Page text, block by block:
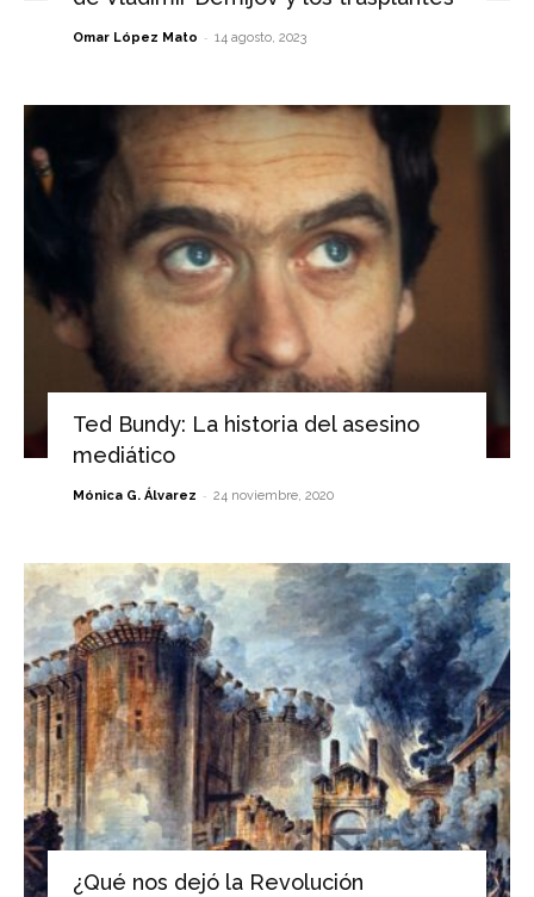
Omar López Mato - 14 agosto, 2023
Ted Bundy: La historia del asesino
mediático
Mónica G. Álvarez - 24 noviembre, 2020
¿Qué nos dejó la Revolución